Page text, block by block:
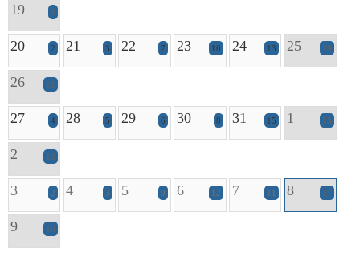
19 8
20 2 21 3 22 7 23 10 24 13 25 19
26 11
27 4 28 5 29 6 30 8 31 15 1 15
2 13
3 2 4 3 5 9 6 12 7 11 8 17
9 10